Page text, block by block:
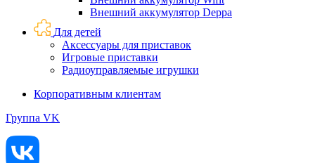
Внешний аккумулятор Deppa
Для детей
Аксессуары для приставок
Игровые приставки
Радиоуправляемые игрушки
Корпоративным клиентам
Группа VK